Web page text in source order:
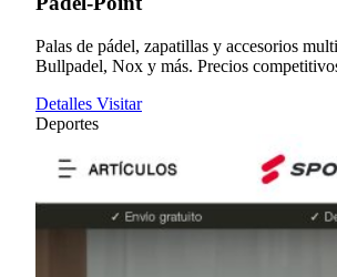
Palas de pádel, zapatillas y accesorios
Bullpadel, Nox y más. Precios
Detalles Visitar
Deportes